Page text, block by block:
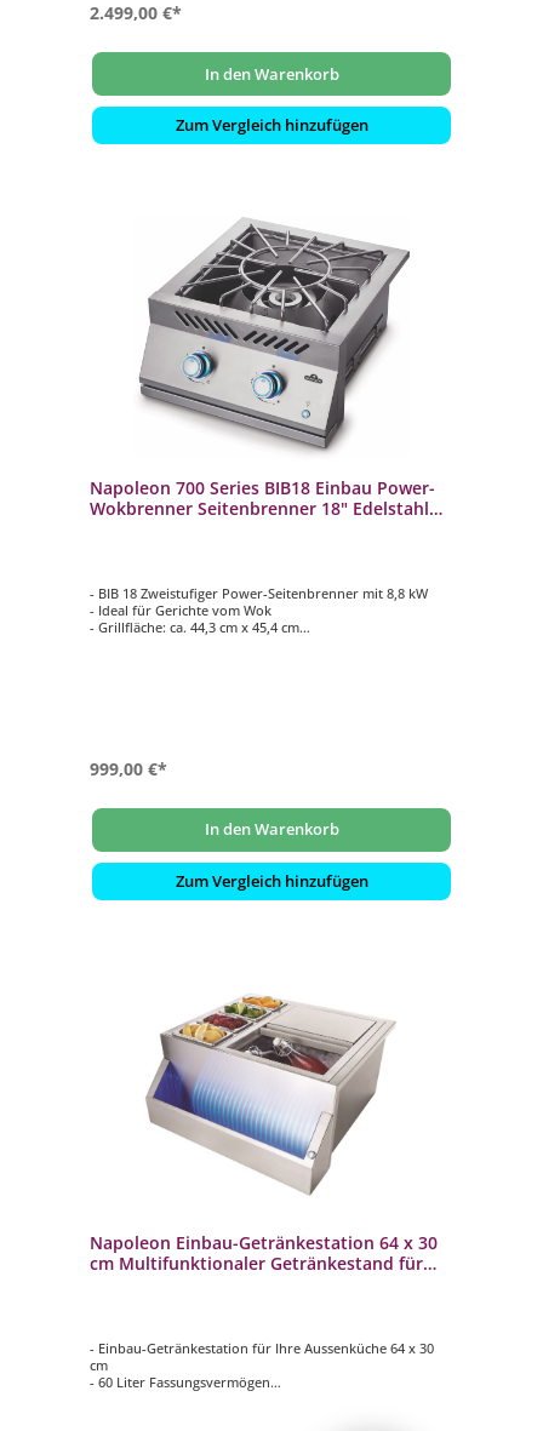
2.499,00 €*
In den Warenkorb
Zum Vergleich hinzufügen
Napoleon 700 Series BIB18 Einbau Power-
Wokbrenner Seitenbrenner 18" Edelstahl
- BIB 18 Zweistufiger Power-Seitenbrenner mit 8,8 kW
- Ideal für Gerichte vom Wok
- Grillfläche: ca. 44,3 cm x 45,4 cm
999,00 €*
In den Warenkorb
Zum Vergleich hinzufügen
Napoleon Einbau-Getränkestation 64 x 30
cm Multifunktionaler Getränkestand für
- Einbau-Getränkestation für Ihre Aussenküche 64 x 30
cm
- 60 Liter Fassungsvermögen